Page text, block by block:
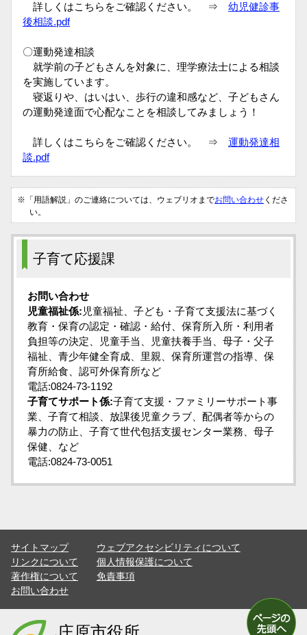
詳しくはこちらをご確認ください。 ⇒ 幼児健診事
後相談.pdf
〇運動発達相談
就学前の子どもさんを対象に、理学療法士による相談
を実施しています。
寝返りや、はいはい、歩行の違和感など、子どもさん
の運動発達面で心配なことを相談してみましょう！
詳しくはこちらをご確認ください。 ⇒ 運動発達相
談.pdf
※「用語解説」のご連絡については、ウェブリオまでお問い合わせ くださ
い。
子育て応援課
お問い合わせ
児童福祉係: 児童福祉、子ども・子育て支援法に基づく
教育・保育の認定・確認・給付、保育所入所・利用者
負担等の決定、児童手当、児童扶養手当、母子・父子
福祉、青少年健全育成、里親、保育所運営の指導、保
育所給食、認可外保育所など
電話:0824-73-1192
子育てサポート係:子育て支援・ファミリーサポート事
業、子育て相談、放課後児童クラブ、配偶者等からの
暴力の防止、子育て世代包括支援センター業務、母子
保健、など
電話:0824-73-0051
サイトマップ
ウェブアクセシビリティについて
リンクについて
個人情報保護について
著作権について
免責事項
お問い合わせ